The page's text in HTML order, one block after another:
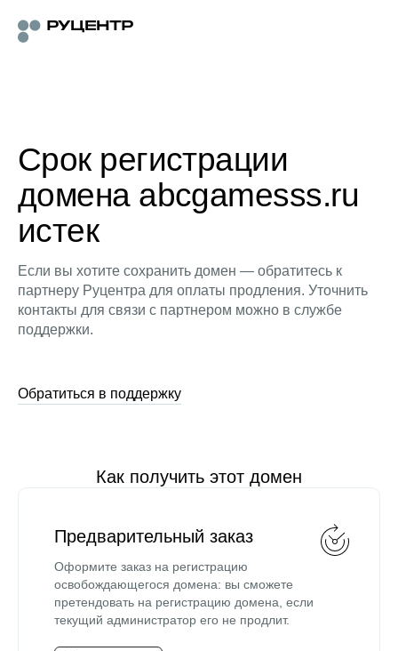
Срок регистрации
домена abcgamesss.ru
истек
Если вы хотите сохранить домен — обратитесь к
партнеру Руцентра для оплаты продления. Уточнить
контакты для связи с партнером можно в службе
поддержки.
Обратиться в поддержку
Как получить этот домен
Предварительный заказ
Оформите заказ на регистрацию
освобождающегося домена: вы сможете
претендовать на регистрацию домена, если
текущий администратор его не продлит.